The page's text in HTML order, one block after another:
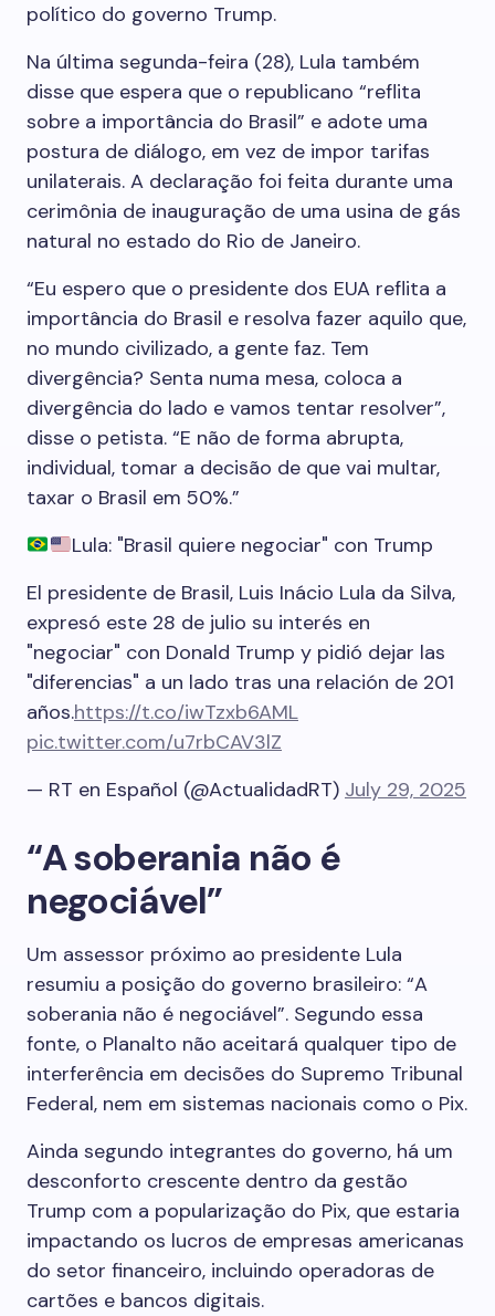
político do governo Trump.
Na última segunda-feira (28), Lula também
disse que espera que o republicano “reflita
sobre a importância do Brasil” e adote uma
postura de diálogo, em vez de impor tarifas
unilaterais. A declaração foi feita durante uma
cerimônia de inauguração de uma usina de gás
natural no estado do Rio de Janeiro.
“Eu espero que o presidente dos EUA reflita a
importância do Brasil e resolva fazer aquilo que,
no mundo civilizado, a gente faz. Tem
divergência? Senta numa mesa, coloca a
divergência do lado e vamos tentar resolver”,
disse o petista. “E não de forma abrupta,
individual, tomar a decisão de que vai multar,
taxar o Brasil em 50%.”
Lula: "Brasil quiere negociar" con Trump
El presidente de Brasil, Luis Inácio Lula da Silva,
expresó este 28 de julio su interés en
"negociar" con Donald Trump y pidió dejar las
"diferencias" a un lado tras una relación de 201
años.https://t.co/iwTzxb6AML
pic.twitter.com/u7rbCAV3lZ
— RT en Español (@ActualidadRT) July 29, 2025
“A soberania não é
negociável”
Um assessor próximo ao presidente Lula
resumiu a posição do governo brasileiro: “A
soberania não é negociável”. Segundo essa
fonte, o Planalto não aceitará qualquer tipo de
interferência em decisões do Supremo Tribunal
Federal, nem em sistemas nacionais como o Pix.
Ainda segundo integrantes do governo, há um
desconforto crescente dentro da gestão
Trump com a popularização do Pix, que estaria
impactando os lucros de empresas americanas
do setor financeiro, incluindo operadoras de
cartões e bancos digitais.